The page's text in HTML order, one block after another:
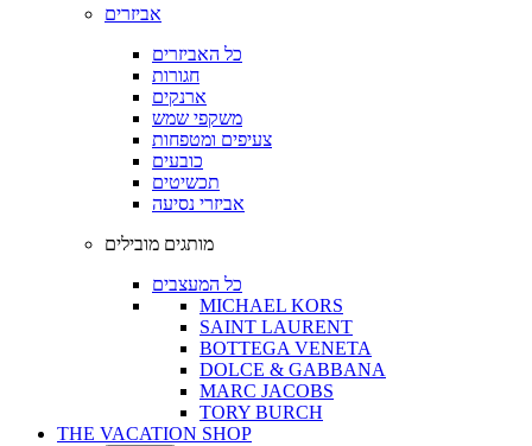
אביזרים
כל האביזרים
חגורות
ארנקים
משקפי שמש
צעיפים ומטפחות
כובעים
תכשיטים
אביזרי נסיעה
מותגים מובילים
כל המעצבים
MICHAEL KORS
SAINT LAURENT
BOTTEGA VENETA
DOLCE & GABBANA
MARC JACOBS
TORY BURCH
THE VACATION SHOP